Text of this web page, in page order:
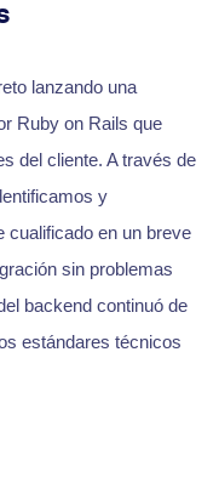
lanzando una
Ruby on Rails que
del cliente. A través de
y
cualificado en un breve
sin problemas
backend continuó de
estándares técnicos